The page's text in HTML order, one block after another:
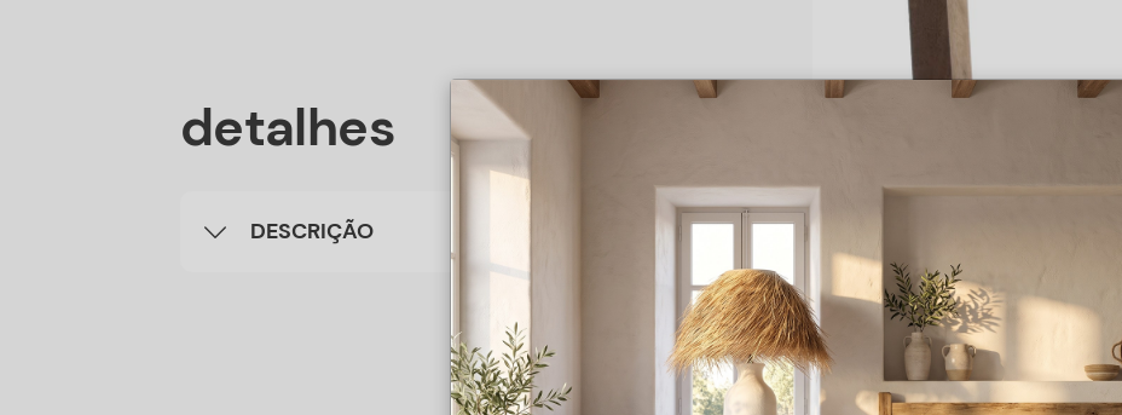
detalhes
DESCRIÇÃO